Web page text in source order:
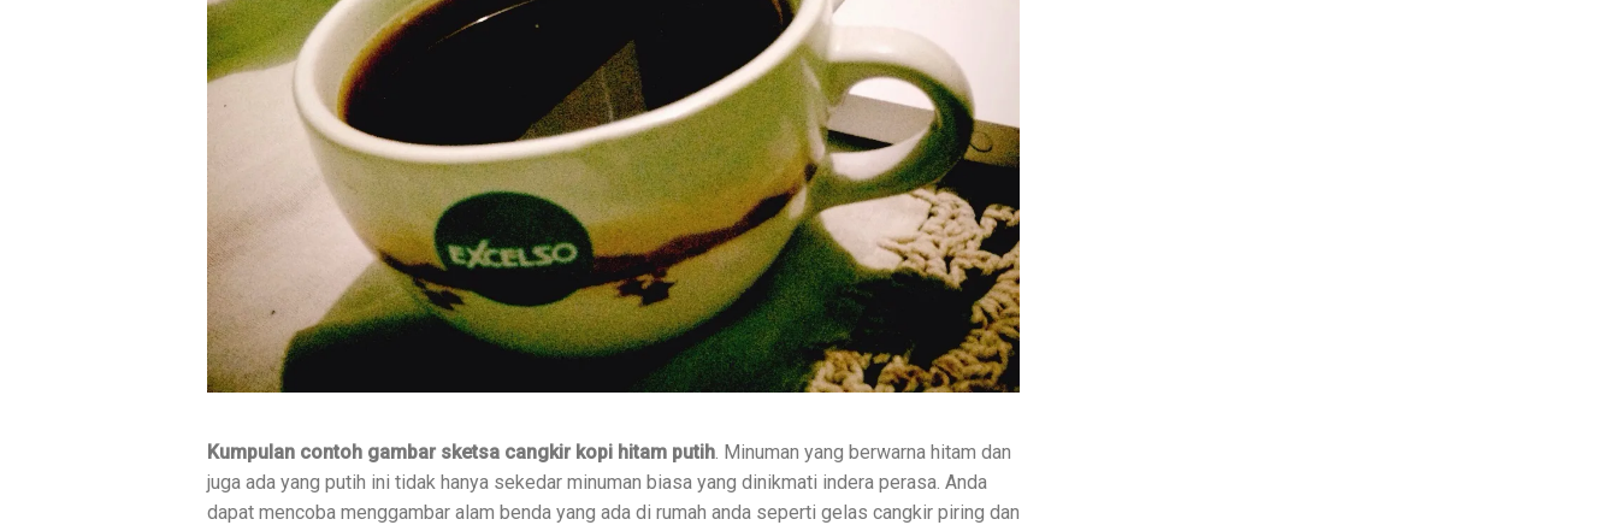
Kumpulan contoh gambar sketsa cangkir kopi hitam putih. Minuman yang berwarna hitam dan
juga ada yang putih ini tidak hanya sekedar minuman biasa yang dinikmati indera perasa. Anda
dapat mencoba menggambar alam benda yang ada di rumah anda seperti gelas cangkir piring dan